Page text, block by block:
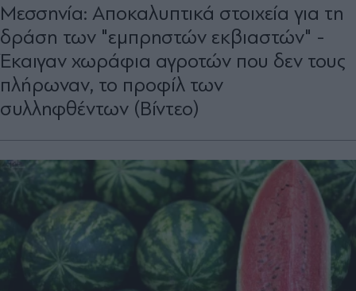
Μεσσηνία: Αποκαλυπτικά στοιχεία για τη
δράση των "εμπρηστών εκβιαστών" -
Έκαιγαν χωράφια αγροτών που δεν τους
πλήρωναν, το προφίλ των
συλληφθέντων (Βίντεο)